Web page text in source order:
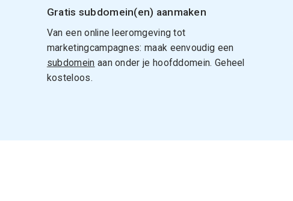
Gratis subdomein(en) aanmaken
Van een online leeromgeving tot
marketingcampagnes: maak eenvoudig een
subdomein aan onder je hoofddomein. Geheel
kosteloos.